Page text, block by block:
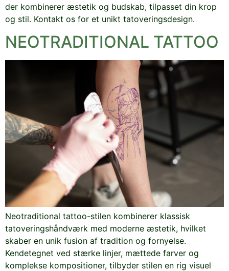
der kombinerer æstetik og budskab, tilpasset din krop
og stil. Kontakt os for et unikt tatoveringsdesign.
NEOTRADITIONAL TATTOO
Neotraditional tattoo-stilen kombinerer klassisk
tatoveringshåndværk med moderne æstetik, hvilket
skaber en unik fusion af tradition og fornyelse.
Kendetegnet ved stærke linjer, mættede farver og
komplekse kompositioner, tilbyder stilen en rig visuel